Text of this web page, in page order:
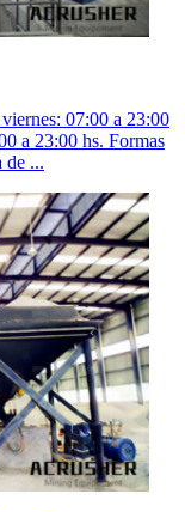
07:00 a 23:00
a 23:00 hs. Formas
de ...